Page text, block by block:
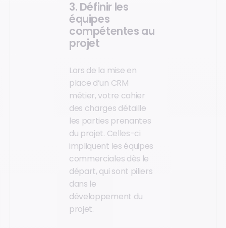
3. Définir les
équipes
compétentes au
projet
Lors de la mise en
place d’un CRM
métier, votre cahier
des charges détaille
les parties prenantes
du projet. Celles-ci
impliquent les équipes
commerciales dès le
départ, qui sont piliers
dans le
développement du
projet.